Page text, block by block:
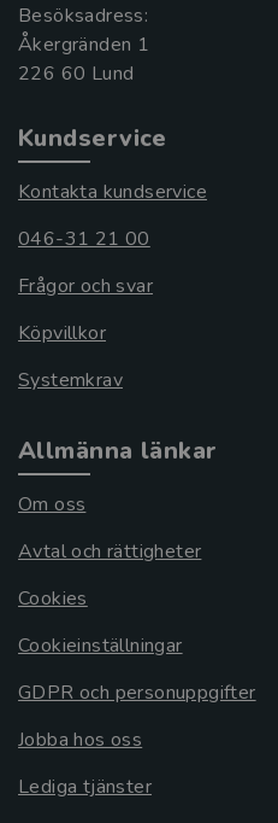
Besöksadress:
Åkergränden 1
Kundservice
Kontakta kundservice
046-31 21 00
Frågor och svar
Köpvillkor
Systemkrav
Allmänna länkar
Om oss
Avtal och rättigheter
Cookies
Cookieinställningar
GDPR och personuppgifter
Jobba hos oss
Lediga tjänster